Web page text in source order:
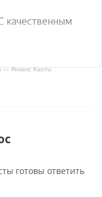
— Яндекс Карты
готовы ответить